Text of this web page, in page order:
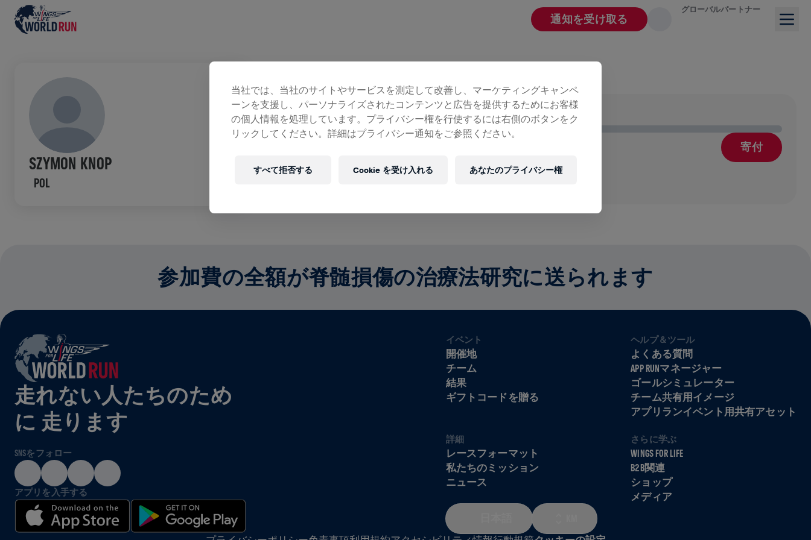
通知を受け取る
グローバルパートナー
SZYMON KNOP
POL
寄付金総額：$0.00 目標額: $0.00
寄付
寄付で世界を変えましょう！ 寄付金の全額が脊髄損傷の治療
参加費の全額が脊髄損傷の治療法研究に送られます
走れない人たちのため
に 走ります
SNSをフォロー
アプリを入手する
イベント
開催地
チーム
結果
ギフトコードを贈る
ヘルプ＆ツール
よくある質問
APP RUNマネージャー
ゴールシミュレーター
チーム共有用イメージ
アプリランイベント用共有アセット
詳細
レースフォーマット
私たちのミッション
ニュース
さらに学ぶ
WINGS FOR LIFE
B2B関連
ショップ
メディア
当社では、当社のサイトやサービスを測定して改善し、マーケティングキャンペ
ーンを支援し、パーソナライズされたコンテンツと広告を提供するためにお客様
の個人情報を処理しています。プライバシー権を行使するには右側のボタンをク
リックしてください。詳細はプライバシー通知をご参照ください。
あなたのプライバシー権
すべて拒否する Cookie を受け入れる